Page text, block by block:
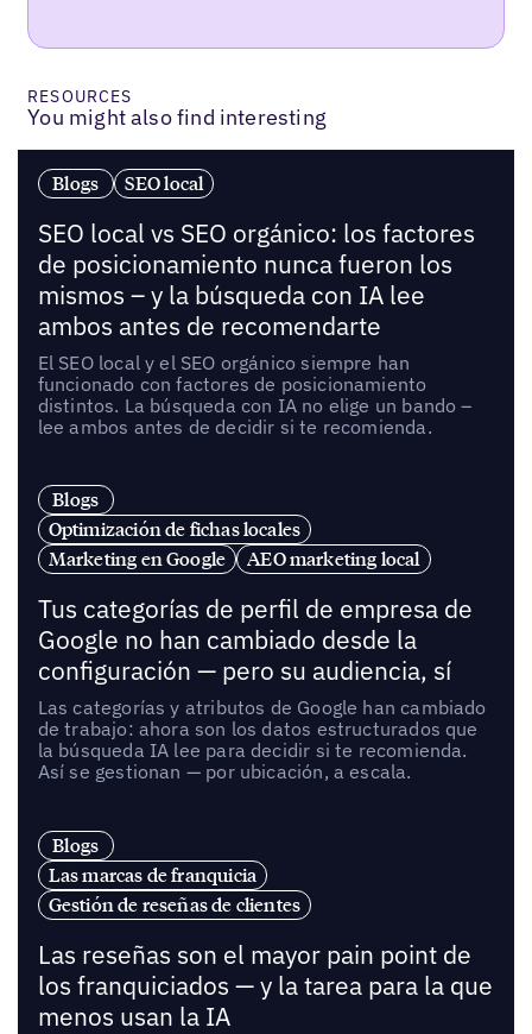
RESOURCES
You might also find interesting
Blogs SEO local
SEO local vs SEO orgánico: los factores
de posicionamiento nunca fueron los
mismos – y la búsqueda con IA lee
ambos antes de recomendarte
El SEO local y el SEO orgánico siempre han
funcionado con factores de posicionamiento
distintos. La búsqueda con IA no elige un bando –
lee ambos antes de decidir si te recomienda.
Blogs
Optimización de fichas locales
Marketing en Google
AEO marketing local
Tus categorías de perfil de empresa de
Google no han cambiado desde la
configuración — pero su audiencia, sí
Las categorías y atributos de Google han cambiado
de trabajo: ahora son los datos estructurados que
la búsqueda IA lee para decidir si te recomienda.
Así se gestionan — por ubicación, a escala.
Blogs
Las marcas de franquicia
Gestión de reseñas de clientes
Las reseñas son el mayor pain point de
los franquiciados — y la tarea para la que
menos usan la IA